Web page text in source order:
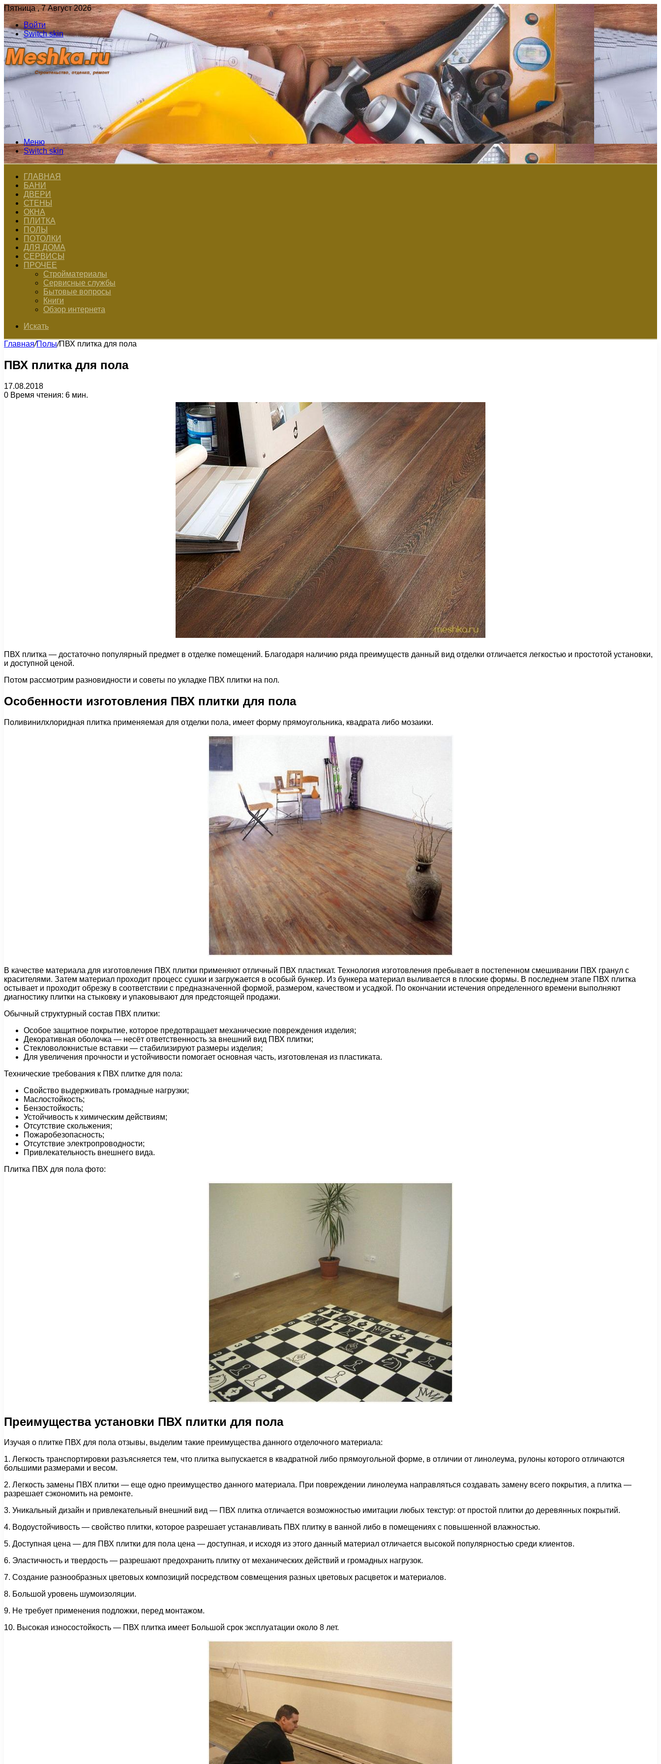
Пятница , 7 Август 2026
Войти
Switch skin
Меню
Switch skin
ГЛАВНАЯ
БАНИ
ДВЕРИ
СТЕНЫ
ОКНА
ПЛИТКА
ПОЛЫ
ПОТОЛКИ
ДЛЯ ДОМА
СЕРВИСЫ
ПРОЧЕЕ
Стройматериалы
Сервисные службы
Бытовые вопросы
Книги
Обзор интернета
Искать
Главная/Полы/ПВХ плитка для пола
ПВХ плитка для пола
17.08.2018
0 Время чтения: 6 мин.
ПВХ плитка — достаточно популярный предмет в отделке помещений. Благодаря наличию ряда преимуществ данный вид отделки отличается легкостью и простотой установки,
и доступной ценой.
Потом рассмотрим разновидности и советы по укладке ПВХ плитки на пол.
Особенности изготовления ПВХ плитки для пола
Поливинилхлоридная плитка применяемая для отделки пола, имеет форму прямоугольника, квадрата либо мозаики.
В качестве материала для изготовления ПВХ плитки применяют отличный ПВХ пластикат. Технология изготовления пребывает в постепенном смешивании ПВХ гранул с
красителями. Затем материал проходит процесс сушки и загружается в особый бункер. Из бункера материал выливается в плоские формы. В последнем этапе ПВХ плитка
остывает и проходит обрезку в соответствии с предназначенной формой, размером, качеством и усадкой. По окончании истечения определенного времени выполняют
диагностику плитки на стыковку и упаковывают для предстоящей продажи.
Обычный структурный состав ПВХ плитки:
Особое защитное покрытие, которое предотвращает механические повреждения изделия;
Декоративная оболочка — несёт ответственность за внешний вид ПВХ плитки;
Стекловолокнистые вставки — стабилизируют размеры изделия;
Для увеличения прочности и устойчивости помогает основная часть, изготовленая из пластиката.
Технические требования к ПВХ плитке для пола:
Свойство выдерживать громадные нагрузки;
Маслостойкость;
Бензостойкость;
Устойчивость к химическим действиям;
Отсутствие скольжения;
Пожаробезопасность;
Отсутствие электропроводности;
Привлекательность внешнего вида.
Плитка ПВХ для пола фото:
Преимущества установки ПВХ плитки для пола
Изучая о плитке ПВХ для пола отзывы, выделим такие преимущества данного отделочного материала:
1. Легкость транспортировки разъясняется тем, что плитка выпускается в квадратной либо прямоугольной форме, в отличии от линолеума, рулоны которого отличаются
большими размерами и весом.
2. Легкость замены ПВХ плитки — еще одно преимущество данного материала. При повреждении линолеума направляться создавать замену всего покрытия, а плитка —
разрешает сэкономить на ремонте.
3. Уникальный дизайн и привлекательный внешний вид — ПВХ плитка отличается возможностью имитации любых текстур: от простой плитки до деревянных покрытий.
4. Водоустойчивость — свойство плитки, которое разрешает устанавливать ПВХ плитку в ванной либо в помещениях с повышенной влажностью.
5. Доступная цена — для ПВХ плитки для пола цена — доступная, и исходя из этого данный материал отличается высокой популярностью среди клиентов.
6. Эластичность и твердость — разрешают предохранить плитку от механических действий и громадных нагрузок.
7. Создание разнообразных цветовых композиций посредством совмещения разных цветовых расцветок и материалов.
8. Большой уровень шумоизоляции.
9. Не требует применения подложки, перед монтажом.
10. Высокая износостойкость — ПВХ плитка имеет Большой срок эксплуатации около 8 лет.